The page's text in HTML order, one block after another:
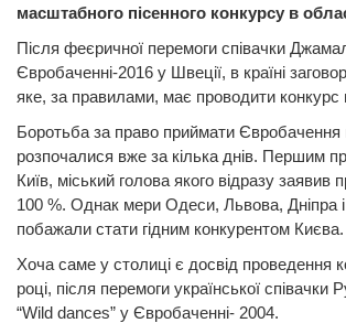
масштабного пісенного конкурсу в
Після феєричної перемоги співачки
Євробаченні-2016 у Швеції, в країні
яке, за правилами, має проводити конкурс
Боротьба за право приймати Євробачення
розпочалися вже за кілька днів. Першим
Київ, міський голова якого відразу заявив
100 %. Однак мери Одеси, Львова, Дніпра
побажали стати гідним конкурентом Києва.
Хоча саме у столиці є досвід проведення
році, після перемоги української співачки
“Wild dances” у Євробаченні- 2004.